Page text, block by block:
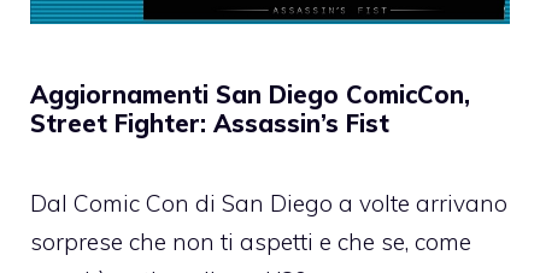
Aggiornamenti San Diego ComicCon,
Street Fighter: Assassin’s Fist
Dal Comic Con di San Diego a volte arrivano
sorprese che non ti aspetti e che se, come